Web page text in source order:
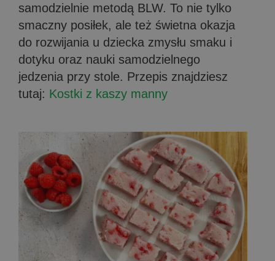
samodzielnie metodą BLW. To nie tylko
smaczny posiłek, ale też świetna okazja
do rozwijania u dziecka zmysłu smaku i
dotyku oraz nauki samodzielnego
jedzenia przy stole. Przepis znajdziesz
tutaj: Kostki z kaszy manny